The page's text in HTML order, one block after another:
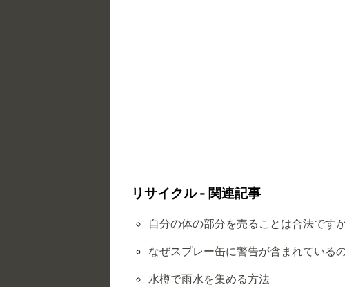
リサイクル - 関連記事
自分の体の部分を売ることは合法です
なぜスプレー缶に警告が含まれている
水樽で雨水を集める方法